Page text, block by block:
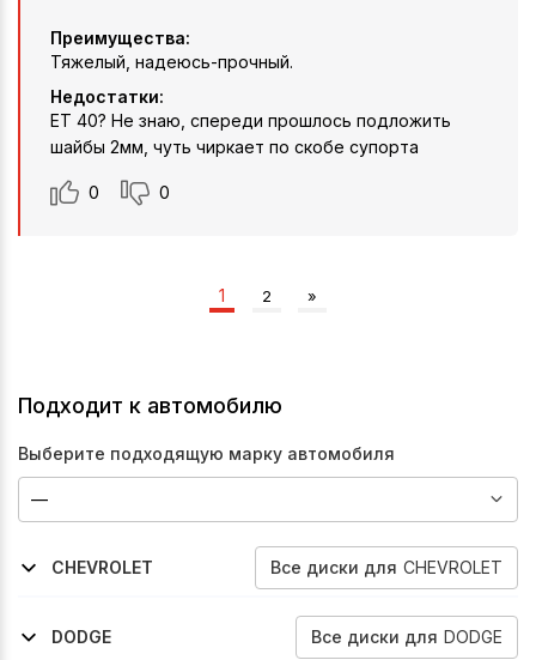
Преимущества:
Тяжелый, надеюсь-прочный.
Недостатки:
ЕТ 40? Не знаю, спереди прошлось подложить
шайбы 2мм, чуть чиркает по скобе супорта
0 0
1 2 »
Подходит к автомобилю
Выберите подходящую марку автомобиля
CHEVROLET Все диски для CHEVROLET
2002-2009
2009-2020
DODGE
Все диски для DODGE